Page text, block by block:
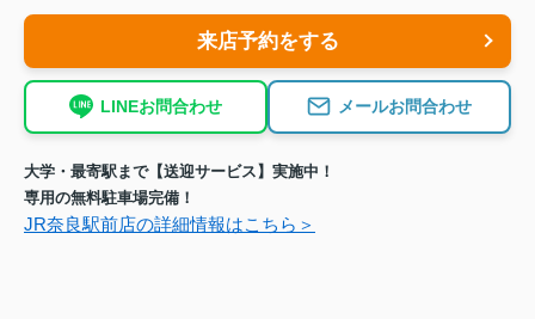
来店予約をする
LINEお問合わせ メールお問合わせ
大学・最寄駅まで【送迎サービス】実施中！
専用の無料駐車場完備！
JR奈良駅前店の詳細情報はこちら＞